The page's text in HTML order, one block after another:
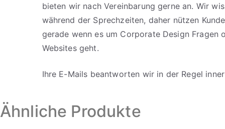
bieten wir nach Vereinbarung gerne an. Wir
während der Sprechzeiten, daher nützen
gerade wenn es um Corporate Design Fragen
Websites geht.
Ihre E-Mails beantworten wir in der Regel
Ähnliche Produkte